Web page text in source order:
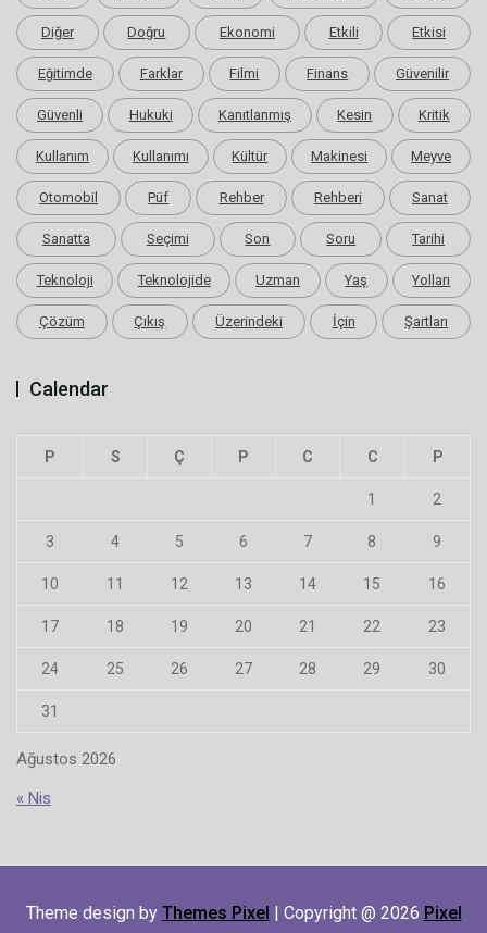
Diğer Doğru Ekonomi Etkili Etkisi
Eğitimde Farklar Filmi Finans Güvenilir
Güvenli Hukuki Kanıtlanmış Kesin Kritik
Kullanım Kullanımı Kültür Makinesi Meyve
Otomobil Püf Rehber Rehberi Sanat
Sanatta Seçimi Son Soru Tarihi
Teknoloji Teknolojide Uzman Yaş Yolları
Çözüm Çıkış Üzerindeki İçin Şartları
Calendar
Ağustos 2026
P S Ç P C C P
1 2
3 4 5 6 7 8 9
10 11 12 13 14 15 16
17 18 19 20 21 22 23
24 25 26 27 28 29 30
31
« Nis
Theme design by Themes Pixel | Copyright @ 2026 Pixel